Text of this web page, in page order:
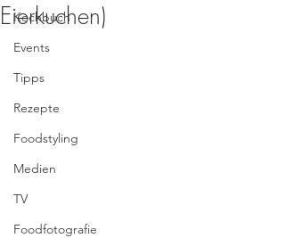
Kochbuch
Events
Tipps
Rezepte
Foodstyling
Medien
TV
Foodfotografie
Eierkuchen)